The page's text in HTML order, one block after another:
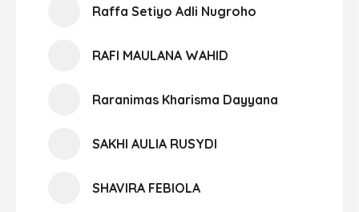
Raffa Setiyo Adli Nugroho
RAFI MAULANA WAHID
Raranimas Kharisma Dayyana
SAKHI AULIA RUSYDI
SHAVIRA FEBIOLA